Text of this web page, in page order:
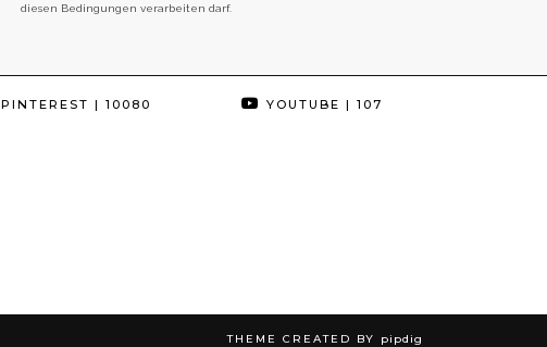
diesen Bedingungen verarbeiten darf.
PINTEREST | 10080 YOUTUBE | 107
THEME CREATED BY pipdig